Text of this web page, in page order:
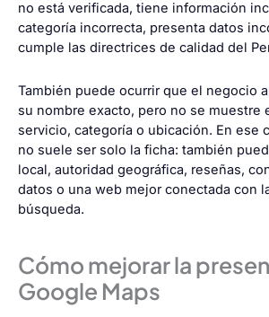
no está verificada, tiene información
categoría incorrecta, presenta datos
cumple las directrices de calidad del
También puede ocurrir que el negocio
su nombre exacto, pero no se muestre
servicio, categoría o ubicación. En ese
no suele ser solo la ficha: también
local, autoridad geográfica, reseñas,
datos o una web mejor conectada con
búsqueda.
Cómo mejorar la
Google Maps